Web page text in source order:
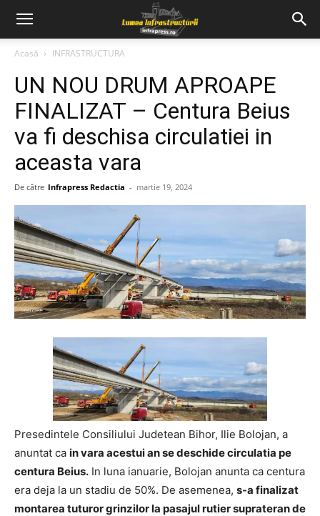
Acasă INFRASTRUCTURA
UN NOU DRUM APROAPE
FINALIZAT – Centura Beius
va fi deschisa circulatiei in
aceasta vara
De către Infrapress Redactia - martie 19, 2024
Presedintele Consiliului Judetean Bihor, Ilie Bolojan, a
anuntat ca in vara acestui an se deschide circulatia pe
centura Beius. In luna ianuarie, Bolojan anunta ca centura
era deja la un stadiu de 50%. De asemenea, s-a finalizat
montarea tuturor grinzilor la pasajul rutier suprateran de